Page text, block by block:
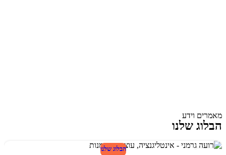
מאמרים וידע
הבלוג שלנו
הבלוג שלנו